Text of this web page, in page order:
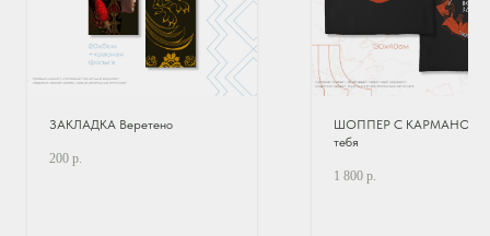
ЗАКЛАДКА Веретено
200 р.
ШОППЕР С КАРМАНОМ
тебя
1 800 р.